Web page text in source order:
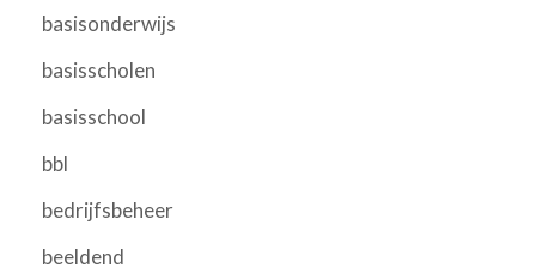
basisonderwijs
basisscholen
basisschool
bbl
bedrijfsbeheer
beeldend